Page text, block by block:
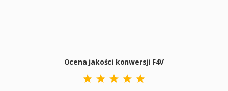
Ocena jakości konwersji F4V